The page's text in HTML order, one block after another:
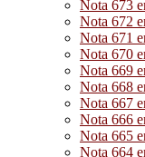
Nota 673
Nota 672
Nota 671
Nota 670
Nota 669
Nota 668
Nota 667
Nota 666
Nota 665
Nota 664